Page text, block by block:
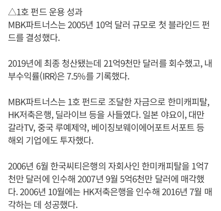
△1호 펀드 운용 성과
MBK파트너스는 2005년 10억 달러 규모로 첫 블라인드 펀
드를 결성했다.
2019년에 최종 청산됐는데 21억9천만 달러를 회수했고, 내
부수익률(IRR)은 7.5%를 기록했다.
MBK파트너스는 1호 펀드로 조달한 자금으로 한미캐피탈,
HK저축은행, 딜라이브 등을 사들였다. 일본 야요이, 대만
갈라TV, 중국 루예제약, 베이징보웨이에어포트서포트 등
해외 기업에도 투자했다.
2006년 6월 한국씨티은행의 자회사인 한미캐피탈을 1억7
천만 달러에 인수해 2007년 9월 5억6천만 달러에 매각했
다. 2006년 10월에는 HK저축은행을 인수해 2016년 7월 매
각하는 데 성공했다.